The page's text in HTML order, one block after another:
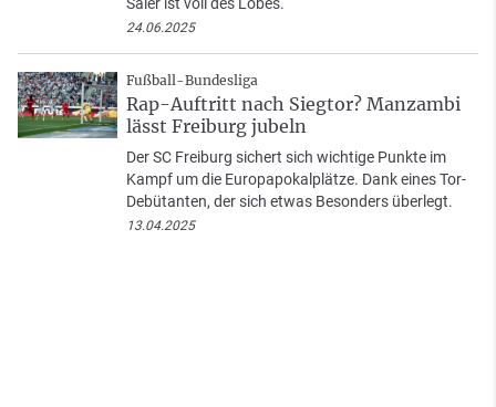
Saier ist voll des Lobes.
24.06.2025
Fußball-Bundesliga
Rap-Auftritt nach Siegtor? Manzambi
lässt Freiburg jubeln
Der SC Freiburg sichert sich wichtige Punkte im
Kampf um die Europapokalplätze. Dank eines Tor-
Debütanten, der sich etwas Besonders überlegt.
13.04.2025